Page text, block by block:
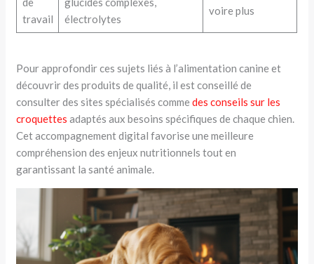
travail
électrolytes
voire plus
Pour approfondir ces sujets liés à l’alimentation canine et
découvrir des produits de qualité, il est conseillé de
consulter des sites spécialisés commedes conseils sur les
croquettes adaptés aux besoins spécifiques de chaque chien.
Cet accompagnement digital favorise une meilleure
compréhension des enjeux nutritionnels tout en
garantissant la santé animale.